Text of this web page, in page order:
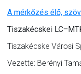
A mérkőzés élő,
Tiszakécskei
Tiszakécske Városi
Vezette: Berényi